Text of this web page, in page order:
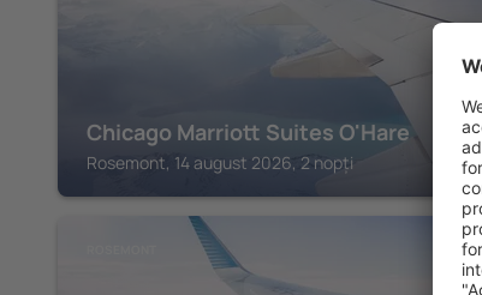
Chicago Marriott Suites O'Hare
Rosemont, 14 august 2026, 2 nopți